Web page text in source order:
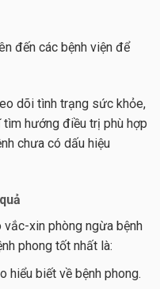
đến các bệnh viện để
dõi tình trạng sức khỏe,
hướng điều trị phù hợp
chưa có dấu hiệu
xin phòng ngừa bệnh
phong tốt nhất là:
hiểu biết về bệnh phong.